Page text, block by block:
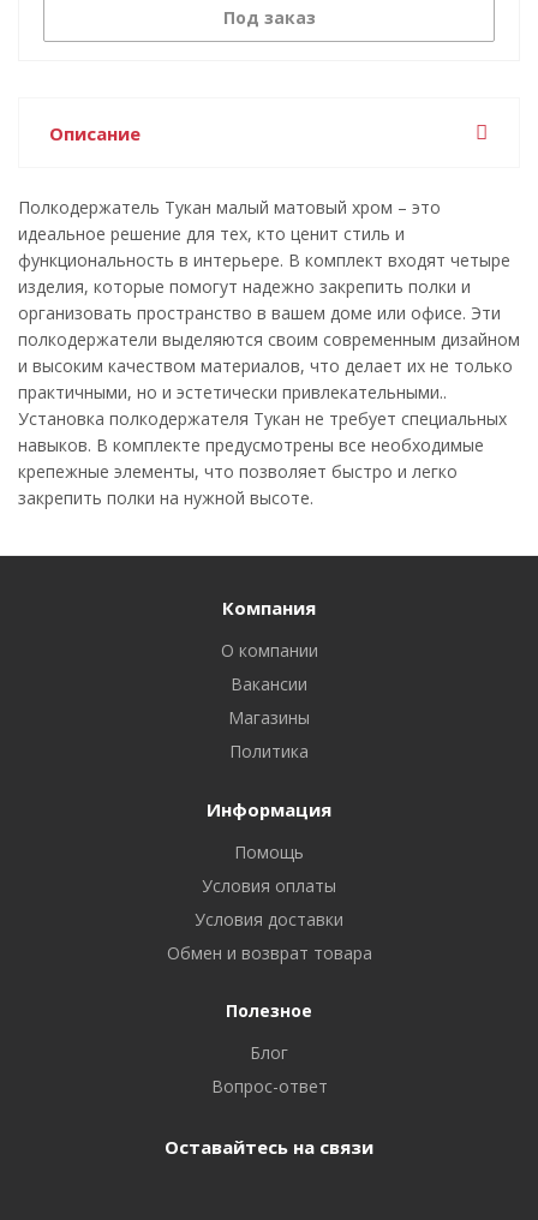
Под заказ
Описание
Полкодержатель Тукан малый матовый хром – это
идеальное решение для тех, кто ценит стиль и
функциональность в интерьере. В комплект входят четыре
изделия, которые помогут надежно закрепить полки и
организовать пространство в вашем доме или офисе. Эти
полкодержатели выделяются своим современным дизайном
и высоким качеством материалов, что делает их не только
практичными, но и эстетически привлекательными..
Установка полкодержателя Тукан не требует специальных
навыков. В комплекте предусмотрены все необходимые
крепежные элементы, что позволяет быстро и легко
закрепить полки на нужной высоте.
Компания
О компании
Вакансии
Магазины
Политика
Информация
Помощь
Условия оплаты
Условия доставки
Обмен и возврат товара
Полезное
Блог
Вопрос-ответ
Оставайтесь на связи